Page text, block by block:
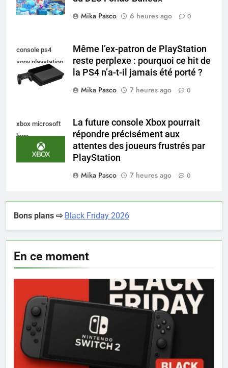
Mika Pasco
6 heures ago 0
console ps4
sony playstation
Même l’ex-patron de PlayStation
reste perplexe : pourquoi ce hit de
la PS4 n’a-t-il jamais été porté ?
Mika Pasco
7 heures ago 0
xbox microsoft
logo
La future console Xbox pourrait
répondre précisément aux
attentes des joueurs frustrés par
PlayStation
Mika Pasco
7 heures ago 0
Bons plans ⇨ Black Friday 2026
En ce moment